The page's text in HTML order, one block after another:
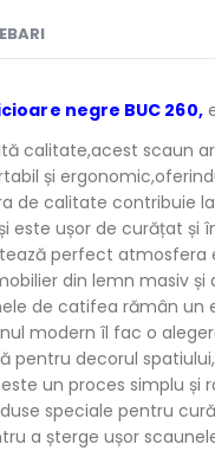
negre BUC 260,
calitate,acest scaun
și
de calitate contribuie
este ușor de curățat
perfect atmosfera
din lemn masiv
de catifea rămân
modern îl fac o
pentru decorul
un proces simplu
speciale pentru
a șterge ușor